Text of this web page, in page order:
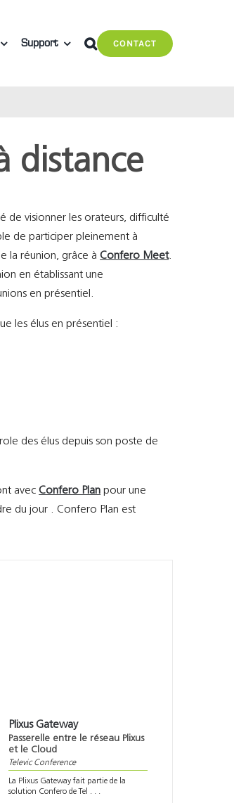
Support CONTACT
distance
de visionner les orateurs, difficulté
de participer pleinement à
la réunion, grâce àConfero Meet.
en établissant une
en présentiel.
les élus en présentiel :
des élus depuis son poste de
avecConfero Plan pour une
du jour . Confero Plan est
Plixus Gateway
Passerelle entre le réseau Plixus
et le Cloud
Televic Conference
La Plixus Gateway fait partie de la
solution Confero de Tel . . .